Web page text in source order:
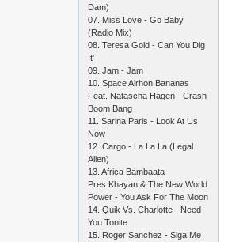
Dam)
07. Miss Love - Go Baby
(Radio Mix)
08. Teresa Gold - Can You Dig
It'
09. Jam - Jam
10. Space Airhon Bananas
Feat. Natascha Hagen - Crash
Boom Bang
11. Sarina Paris - Look At Us
Now
12. Cargo - La La La (Legal
Alien)
13. Africa Bambaata
Pres.Khayan & The New World
Power - You Ask For The Moon
14. Quik Vs. Charlotte - Need
You Tonite
15. Roger Sanchez - Siga Me